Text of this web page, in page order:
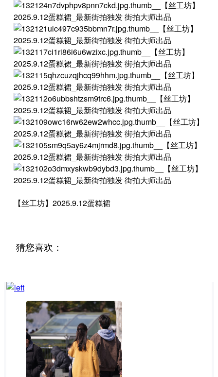
【丝工坊】2025.9.12蛋糕裙
猜您喜欢：